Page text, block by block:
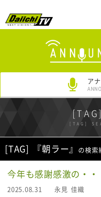
ア
[TAG]
[TAG] 『朝ラー』 の検索
今年も感謝感激の・
2025.08.31
永見 佳織